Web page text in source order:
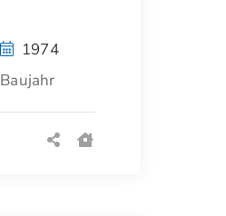
1974
Baujahr